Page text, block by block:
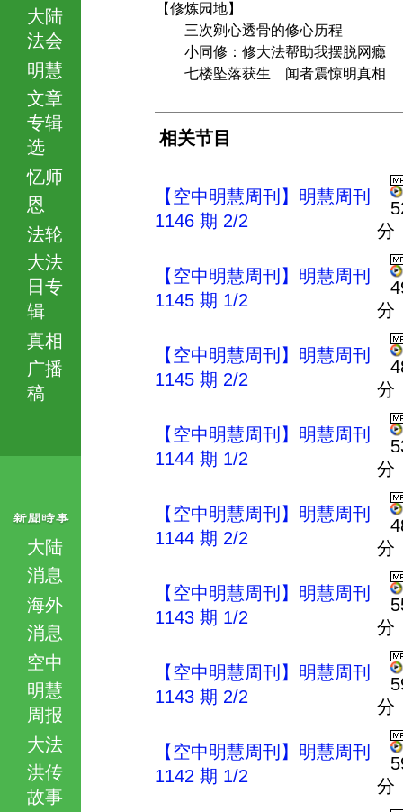
大陆
法会
明慧
文章
专辑
选
忆师
恩
法轮
大法
日专
辑
真相
广播
稿
大陆
消息
海外
消息
空中
明慧
周报
大法
洪传
故事
【修炼园地】
三次剜心透骨的修心历程
小同修：修大法帮助我摆脱网瘾
七楼坠落获生 闻者震惊明真相
相关节目
【空中明慧周刊】明慧周刊
1146 期 2/2
分
【空中明慧周刊】明慧周刊
1145 期 1/2
分
【空中明慧周刊】明慧周刊
1145 期 2/2
分
【空中明慧周刊】明慧周刊
1144 期 1/2
分
【空中明慧周刊】明慧周刊
1144 期 2/2
分
【空中明慧周刊】明慧周刊
1143 期 1/2
分
【空中明慧周刊】明慧周刊
1143 期 2/2
分
【空中明慧周刊】明慧周刊
1142 期 1/2
分